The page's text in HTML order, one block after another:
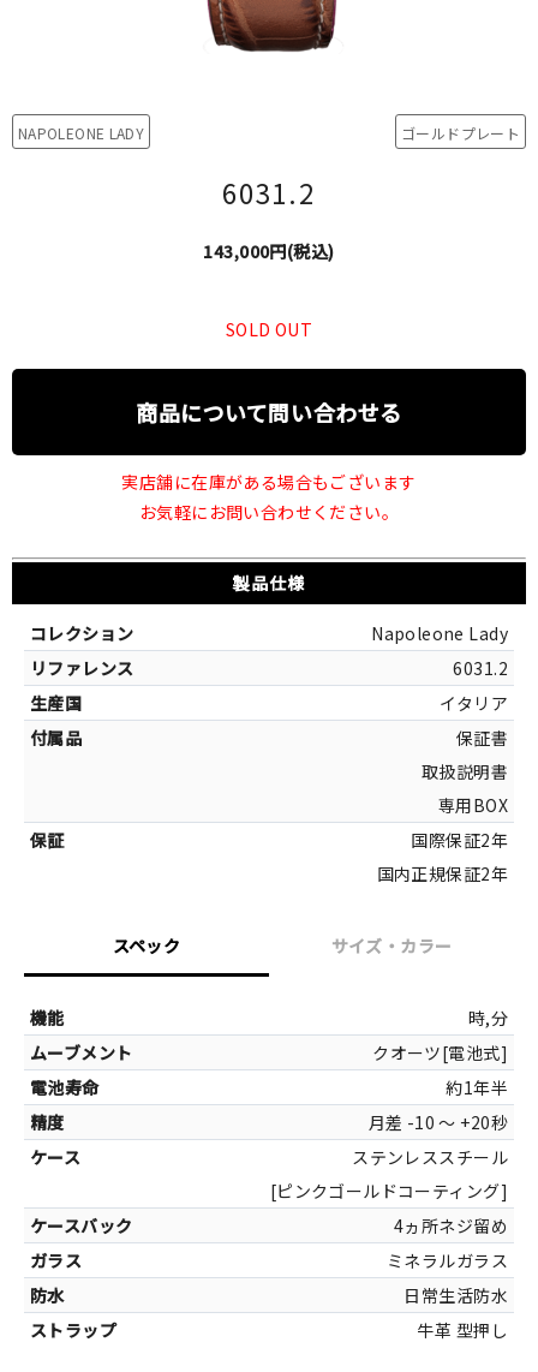
NAPOLEONE LADY ゴールドプレート
6031.2
143,000円(税込)
SOLD OUT
商品について問い合わせる
実店舗に在庫がある場合もございます
お気軽にお問い合わせください。
製品仕様
Napoleone Lady
6031.2
イタリア
保証書
取扱説明書
専用BOX
国際保証2年
国内正規保証2年
スペック
時,分
クオーツ[電池式]
約1年半
月差 -10 ～ +20秒
ステンレススチール
[ピンクゴールドコーティング]
4ヵ所ネジ留め
ミネラルガラス
日常生活防水
牛革 型押し
サイズ・カラー
カラー
ホワイト[マ